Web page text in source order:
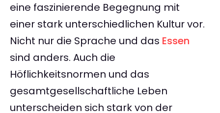
eine faszinierende Begegnung mit
einer stark unterschiedlichen Kultur vor.
Nicht nur die Sprache und das Essen
sind anders. Auch die
Höflichkeitsnormen und das
gesamtgesellschaftliche Leben
unterscheiden sich stark von der